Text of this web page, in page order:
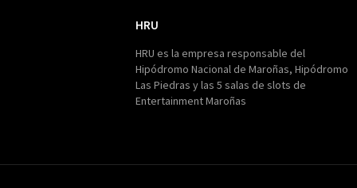
HRU
HRU es la empresa responsable del
Hipódromo Nacional de Maroñas, Hipódromo
Las Piedras y las 5 salas de slots de
Entertainment Maroñas